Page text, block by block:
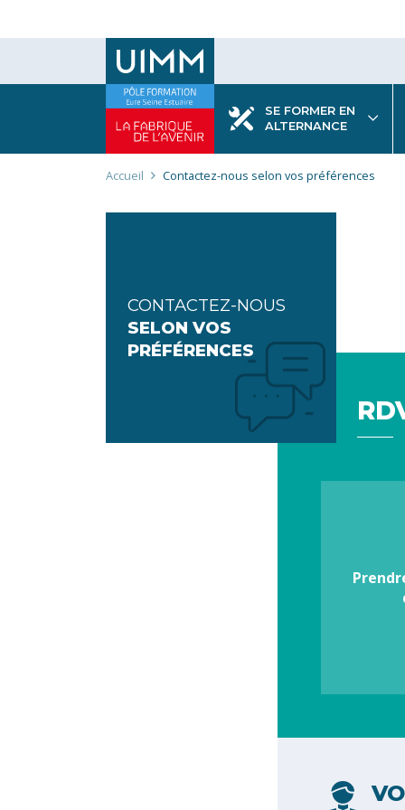
SE FORMER EN
ALTERNANCE
Fil
d'Ariane
Accueil Contactez-nous selon vos préférences
CONTACTEZ-NOUS
SELON VOS
PRÉFÉRENCES